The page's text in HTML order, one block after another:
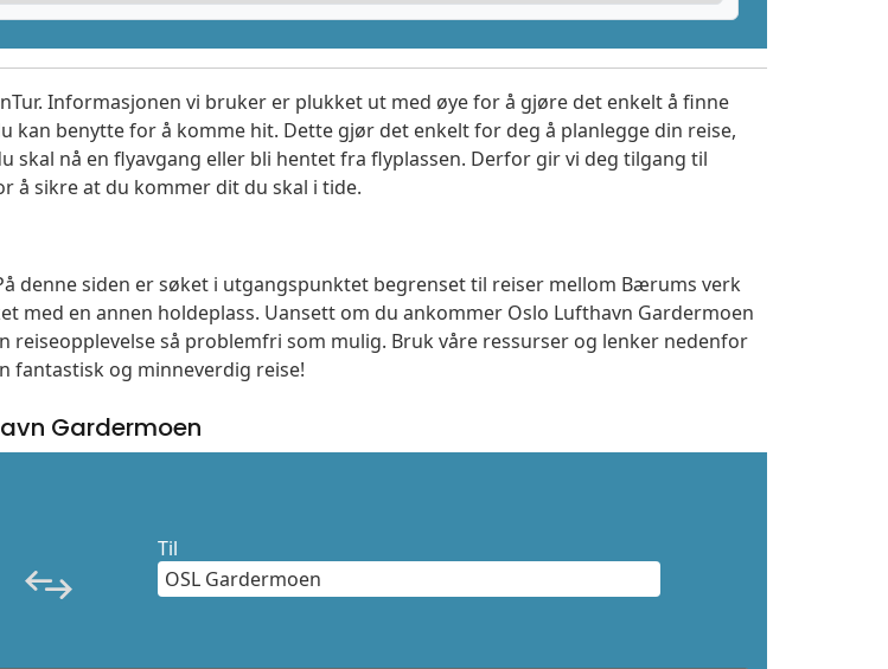
Informasjonen vi bruker er plukket ut med øye for å gjøre det enkelt å finne
benytte for å komme hit. Dette gjør det enkelt for deg å planlegge din reise,
nå en flyavgang eller bli hentet fra flyplassen. Derfor gir vi deg tilgang til
å sikre at du kommer dit du skal i tide.
denne siden er søket i utgangspunktet begrenset til reiser mellom Bærums verk
med en annen holdeplass. Uansett om du ankommer Oslo Lufthavn Gardermoen
så problemfri som mulig. Bruk våre ressurser og lenker nedenfor
fantastisk og minneverdig reise!
Gardermoen
Til